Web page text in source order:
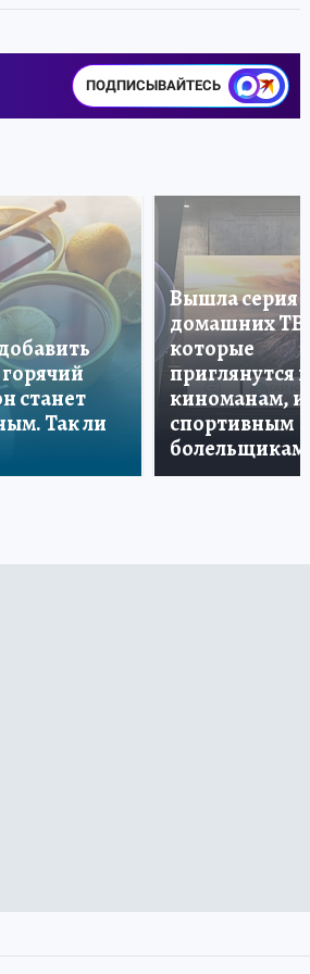
ПОДПИСЫВАЙТЕСЬ
станет
Так ли
Вышла серия
домашних ТВ,
которые
приглянутся и
киноманам, и
спортивным
болельщикам